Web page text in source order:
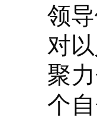
领
对
聚
个